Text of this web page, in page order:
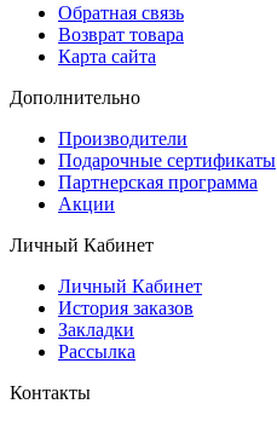
Обратная связь
Возврат товара
Карта сайта
Дополнительно
Производители
Подарочные сертификаты
Партнерская программа
Акции
Личный Кабинет
Личный Кабинет
История заказов
Закладки
Рассылка
Контакты